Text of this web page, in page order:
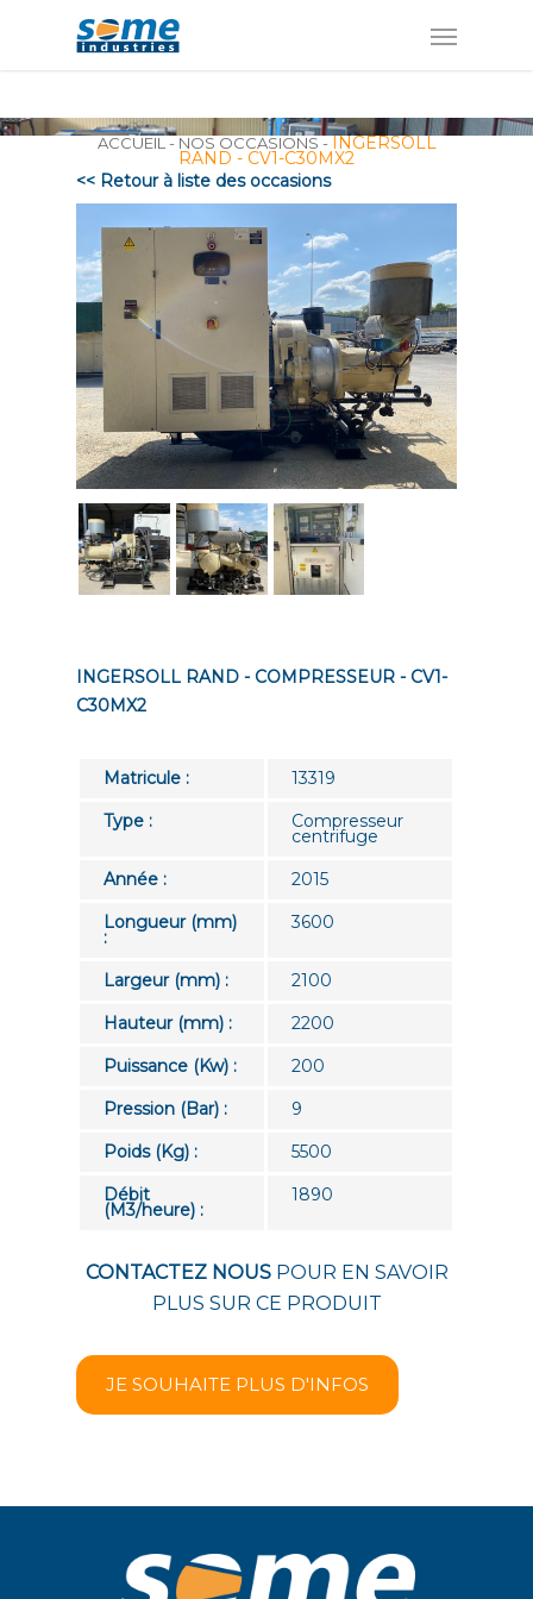
ACCUEIL - NOS OCCASIONS - INGERSOLL
RAND - CV1-C30MX2
<< Retour à liste des occasions
INGERSOLL RAND - COMPRESSEUR - CV1-
C30MX2
Matricule :
13319
Type :
Compresseur
centrifuge
Année :
2015
Longueur (mm)
:
3600
Largeur (mm) :
2100
Hauteur (mm) :
2200
Puissance (Kw) :
200
Pression (Bar) :
9
Poids (Kg) :
5500
Débit
(M3/heure) :
1890
CONTACTEZ NOUSPOUR EN SAVOIR
PLUS SUR CE PRODUIT
JE SOUHAITE PLUS D'INFOS